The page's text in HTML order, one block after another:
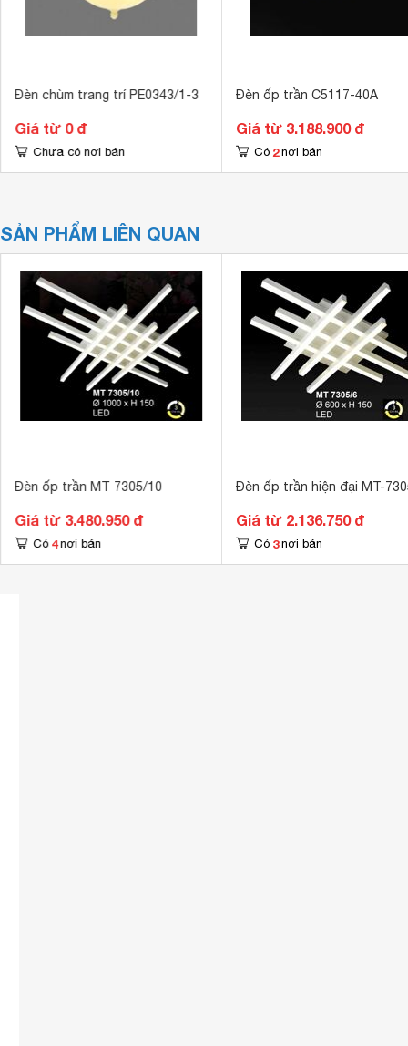
Đèn chùm trang trí PE0343/1-3
Giá từ 0 đ
Chưa có nơi bán
Đèn ốp trần C5117-40A
Giá từ 3.188.900 đ
Có 2 nơi bán
SẢN PHẨM LIÊN QUAN
Đèn ốp trần MT 7305/10
Giá từ 3.480.950 đ
Có 4 nơi bán
Đèn ốp trần hiện đại MT-
Giá từ 2.136.750 đ
Có 3 nơi bán